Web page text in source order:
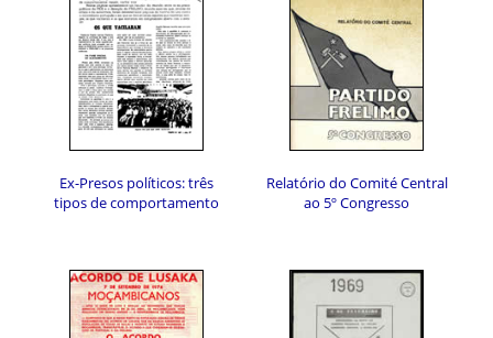
Ex-Presos políticos: três
tipos de comportamento
Relatório do Comité Central
ao 5º Congresso